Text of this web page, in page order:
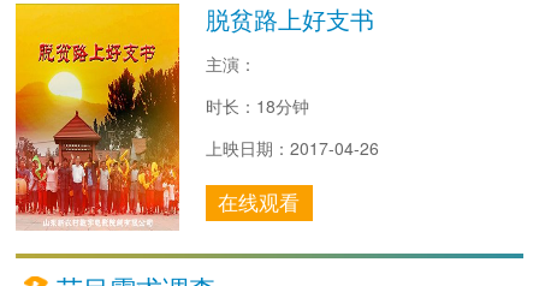
脱贫路上好支书
主演：
时长：18分钟
上映日期：2017-04-26
在线观看